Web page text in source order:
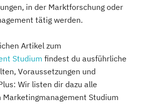
in der Marktforschung oder
tätig werden.
Artikel zum
Studium findest du ausführliche
Voraussetzungen und
Wir listen dir dazu alle
Marketingmanagement Studium